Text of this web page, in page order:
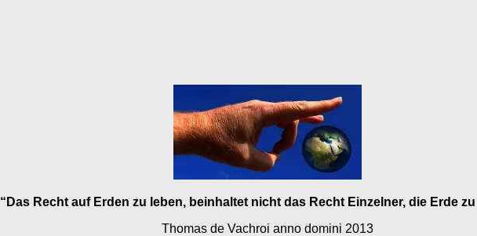
“Das Recht auf Erden zu leben, beinhaltet nicht das Recht Einzelner, die Erde
Thomas de Vachroi anno domini 2013